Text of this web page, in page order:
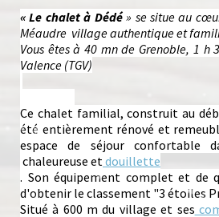
« Le chalet à Dédé» se situe au
Méaudre village authentique et
Vous êtes à 40 mn de Grenoble, 1 h
Valence (TGV)
Ce chalet familial, construit au
été entièrement rénové et
espace de séjour confortable
chaleureuse et douillette
. Son équipement complet et de
d'obtenir le classement "3 étoiles
Situé à 600 m du village et ses